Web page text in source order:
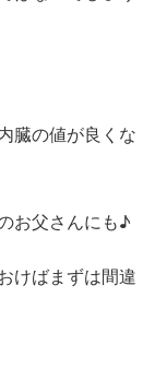
臓の値が良くな
お父さんにも♪
けばまずは間違